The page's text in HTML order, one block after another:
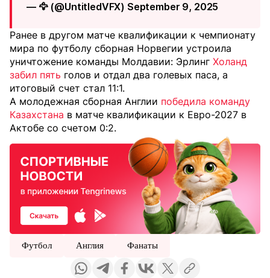
— 🦅 (@UntitledVFX) September 9, 2025
Ранее в другом матче квалификации к чемпионату
мира по футболу сборная Норвегии устроила
уничтожение команды Молдавии: Эрлинг Холанд
забил пять голов и отдал два голевых паса, а
итоговый счет стал 11:1.
А молодежная сборная Англии победила команду
Казахстана в матче квалификации к Евро-2027 в
Актобе со счетом 0:2.
Футбол Англия Фанаты